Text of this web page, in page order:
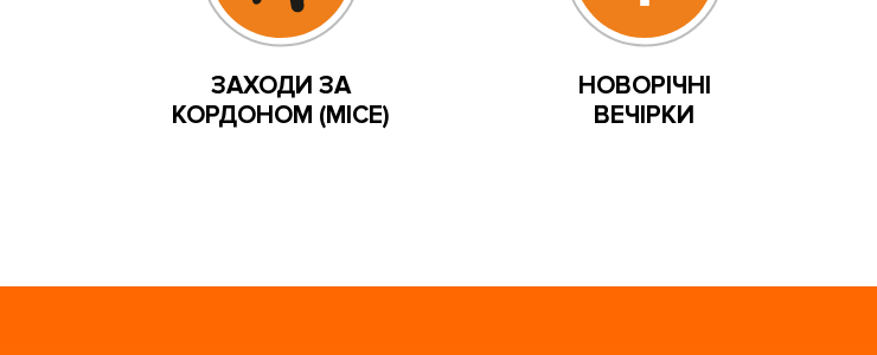
ЗАХОДИ ЗА
КОРДОНОМ (MICE)
НОВОРІЧНІ
ВЕЧІРКИ